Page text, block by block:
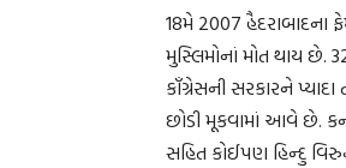
18મે 2007 હૈદરાબાદના
મુસ્લિમોનાં મોત થાય છે.
કૉંગ્રેસની સરકારને
છોડી મૂકવામાં આવે છે.
સહિત કોઈપણ હિન્દુ